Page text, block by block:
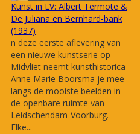
Kunst in LV: Albert Termote &
De Juliana en Bernhard-bank
(1937)
n deze eerste aflevering van
een nieuwe kunstserie op
Midvliet neemt kunsthistorica
Anne Marie Boorsma je mee
langs de mooiste beelden in
de openbare ruimte van
Leidschendam-Voorburg.
Elke...